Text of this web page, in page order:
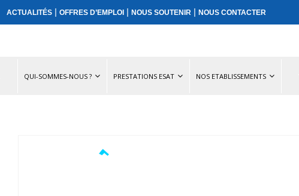
ACTUALITÉS |OFFRES D’EMPLOI |NOUS SOUTENIR |NOUS CONTACTER
QUI-SOMMES-NOUS ? PRESTATIONS ESAT NOS ETABLISSEMENTS